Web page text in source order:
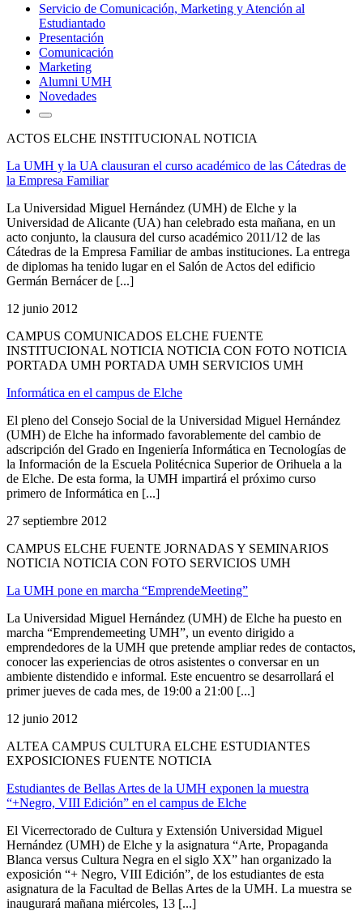
Servicio de Comunicación, Marketing y Atención al
Estudiantado
Presentación
Comunicación
Marketing
Alumni UMH
Novedades
ACTOS ELCHE INSTITUCIONAL NOTICIA
La UMH y la UA clausuran el curso académico de las Cátedras de
la Empresa Familiar
La Universidad Miguel Hernández (UMH) de Elche y la
Universidad de Alicante (UA) han celebrado esta mañana, en un
acto conjunto, la clausura del curso académico 2011/12 de las
Cátedras de la Empresa Familiar de ambas instituciones. La entrega
de diplomas ha tenido lugar en el Salón de Actos del edificio
Germán Bernácer de [...]
12 junio 2012
CAMPUS COMUNICADOS ELCHE FUENTE
INSTITUCIONAL NOTICIA NOTICIA CON FOTO NOTICIA
PORTADA UMH PORTADA UMH SERVICIOS UMH
Informática en el campus de Elche
El pleno del Consejo Social de la Universidad Miguel Hernández
(UMH) de Elche ha informado favorablemente del cambio de
adscripción del Grado en Ingeniería Informática en Tecnologías de
la Información de la Escuela Politécnica Superior de Orihuela a la
de Elche. De esta forma, la UMH impartirá el próximo curso
primero de Informática en [...]
27 septiembre 2012
CAMPUS ELCHE FUENTE JORNADAS Y SEMINARIOS
NOTICIA NOTICIA CON FOTO SERVICIOS UMH
La UMH pone en marcha “EmprendeMeeting”
La Universidad Miguel Hernández (UMH) de Elche ha puesto en
marcha “Emprendemeeting UMH”, un evento dirigido a
emprendedores de la UMH que pretende ampliar redes de contactos,
conocer las experiencias de otros asistentes o conversar en un
ambiente distendido e informal. Este encuentro se desarrollará el
primer jueves de cada mes, de 19:00 a 21:00 [...]
12 junio 2012
ALTEA CAMPUS CULTURA ELCHE ESTUDIANTES
EXPOSICIONES FUENTE NOTICIA
Estudiantes de Bellas Artes de la UMH exponen la muestra
“+Negro, VIII Edición” en el campus de Elche
El Vicerrectorado de Cultura y Extensión Universidad Miguel
Hernández (UMH) de Elche y la asignatura “Arte, Propaganda
Blanca versus Cultura Negra en el siglo XX” han organizado la
exposición “+ Negro, VIII Edición”, de los estudiantes de esta
asignatura de la Facultad de Bellas Artes de la UMH. La muestra se
inaugurará mañana miércoles, 13 [...]